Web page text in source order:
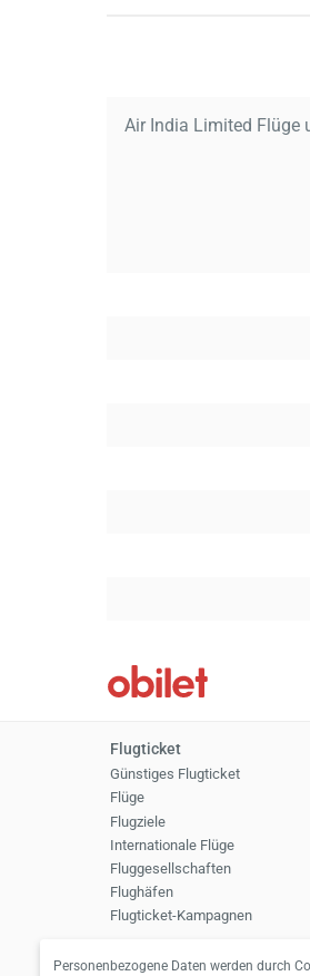
Air India Limited Flüge
Flugticket
Günstiges Flugticket
Flüge
Flugziele
Internationale Flüge
Fluggesellschaften
Flughäfen
Flugticket-Kampagnen
Personenbezogene Daten werden durch